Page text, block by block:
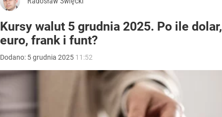
Kursy walut 5 grudnia 2025. Po ile dolar,
euro, frank i funt?
Dodano: 5grudnia 2025 11:52